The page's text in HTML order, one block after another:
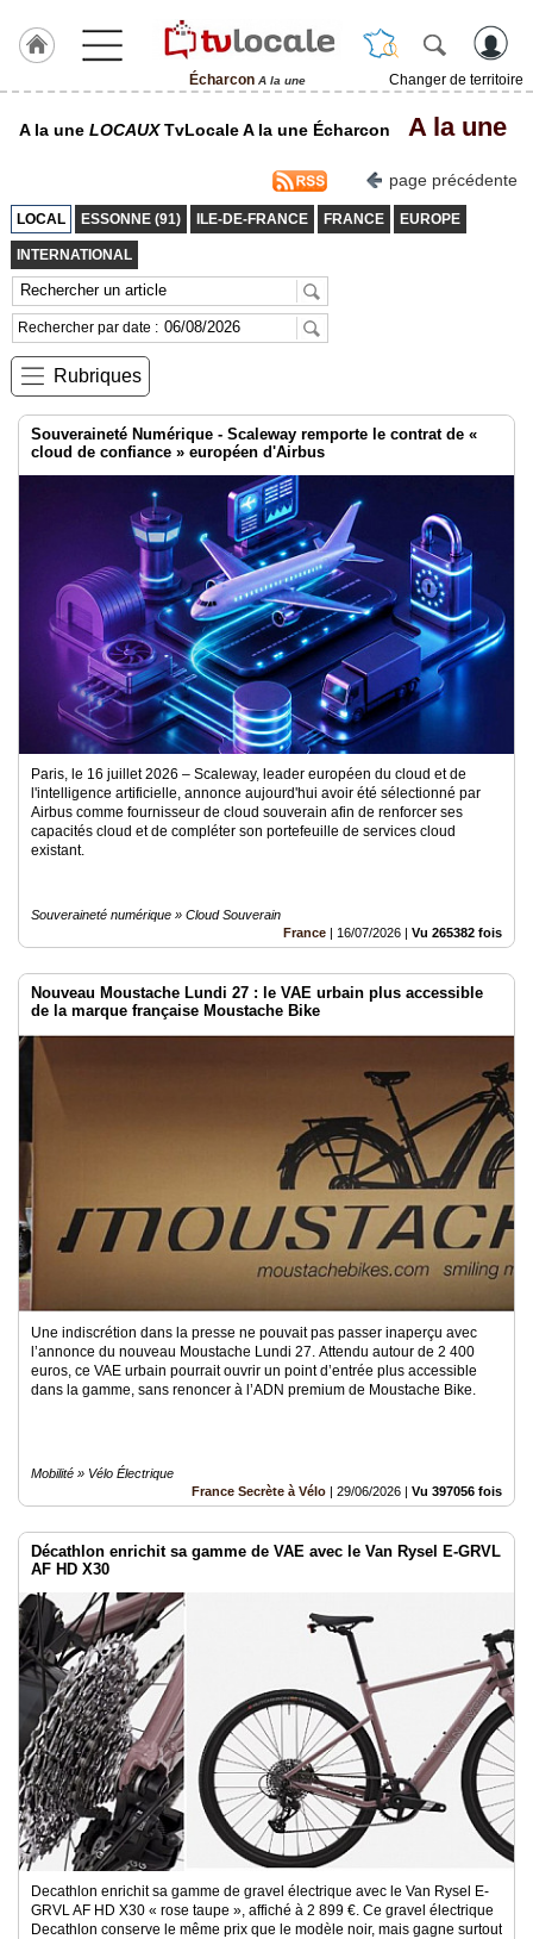
Écharcon A la une
Changer de territoire
Écharcon
TvLocale
France
Accueil
RUBRIQUES
Agenda
groupe
Inscription
pro
Accès
éditeur
A la une LOCAUXTvLocale A la une Écharcon A la une
page précédente
LOCAL ESSONNE (91) ILE-DE-FRANCE FRANCE EUROPE
INTERNATIONAL
Rechercher par date :
Rubriques
Souveraineté Numérique - Scaleway remporte le contrat de «
cloud de confiance » européen d'Airbus
Paris, le 16 juillet 2026 – Scaleway, leader européen du cloud et de
l'intelligence artificielle, annonce aujourd'hui avoir été sélectionné par
Airbus comme fournisseur de cloud souverain afin de renforcer ses
capacités cloud et de compléter son portefeuille de services cloud
existant.
Souveraineté numérique » Cloud Souverain
France | 16/07/2026 | Vu 265382 fois
Nouveau Moustache Lundi 27 : le VAE urbain plus accessible
de la marque française Moustache Bike
Une indiscrétion dans la presse ne pouvait pas passer inaperçu avec
l’annonce du nouveau Moustache Lundi 27. Attendu autour de 2 400
euros, ce VAE urbain pourrait ouvrir un point d’entrée plus accessible
dans la gamme, sans renoncer à l’ADN premium de Moustache Bike.
Mobilité » Vélo Électrique
France Secrète à Vélo | 29/06/2026 | Vu 397056 fois
Décathlon enrichit sa gamme de VAE avec le Van Rysel E-GRVL
AF HD X30
Decathlon enrichit sa gamme de gravel électrique avec le Van Rysel E-
GRVL AF HD X30 « rose taupe », affiché à 2 899 €. Ce gravel électrique
Decathlon conserve le même prix que le modèle noir, mais gagne surtout